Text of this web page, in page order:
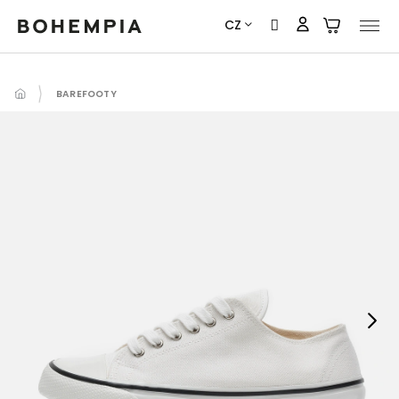
Přejít
obsah
CZ
BAREFOOTY
Next